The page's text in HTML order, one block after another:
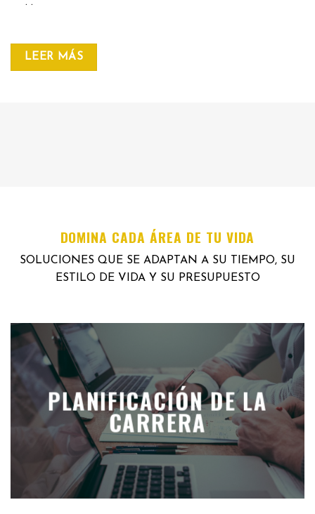
LEER MÁS
DOMINA CADA ÁREA DE TU VIDA
SOLUCIONES QUE SE ADAPTAN A SU TIEMPO, SU
ESTILO DE VIDA Y SU PRESUPUESTO
PLANIFICACIÓN DE LA
CARRERA